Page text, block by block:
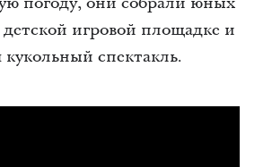
игровой площадке и
спектакль.